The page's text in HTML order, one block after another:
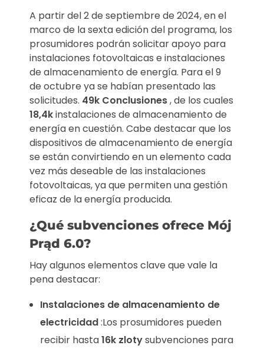
A partir del 2 de septiembre de 2024, en el
marco de la sexta edición del programa, los
prosumidores podrán solicitar apoyo para
instalaciones fotovoltaicas e instalaciones
de almacenamiento de energía. Para el 9
de octubre ya se habían presentado las
solicitudes. 49k Conclusiones, de los cuales
18,4kinstalaciones de almacenamiento de
energía en cuestión. Cabe destacar que los
dispositivos de almacenamiento de energía
se están convirtiendo en un elemento cada
vez más deseable de las instalaciones
fotovoltaicas, ya que permiten una gestión
eficaz de la energía producida.
¿Qué subvenciones ofrece Mój
Prąd 6.0?
Hay algunos elementos clave que vale la
pena destacar:
Instalaciones de almacenamiento de
electricidad:Los prosumidores pueden
recibir hasta16k zlotysubvenciones para